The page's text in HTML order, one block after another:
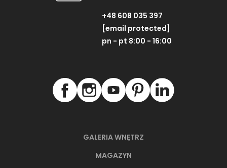
GALERIA WNĘTRZ
MAGAZYN
+48 608 035 397
[email protected]
pn - pt 8:00 - 16:00